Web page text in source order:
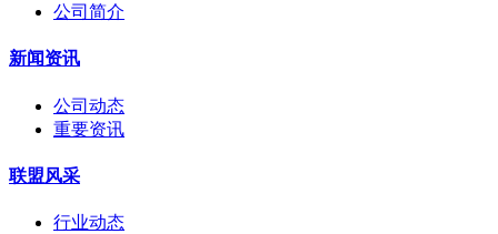
公司简介
新闻资讯
公司动态
重要资讯
联盟风采
行业动态